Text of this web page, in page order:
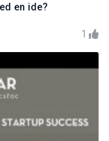
en ide?
1